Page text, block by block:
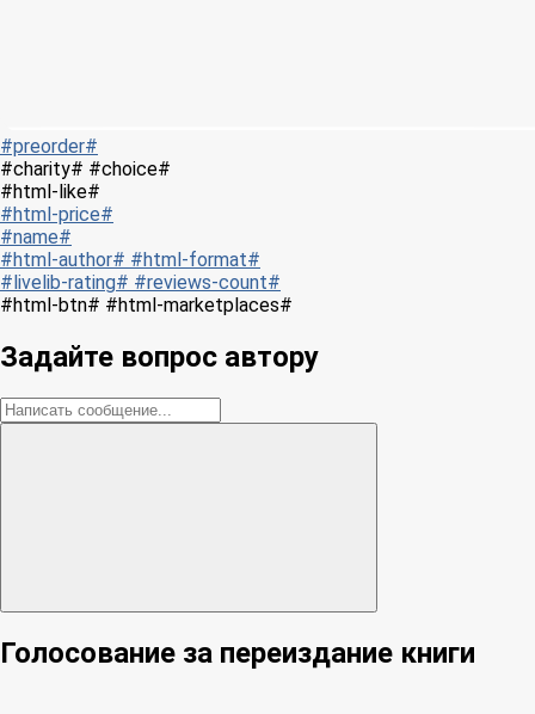
#preorder#
#charity# #choice#
#html-like#
#html-price#
#name#
#html-author# #html-format#
#livelib-rating# #reviews-count#
#html-btn# #html-marketplaces#
Задайте вопрос автору
Голосование за переиздание книги